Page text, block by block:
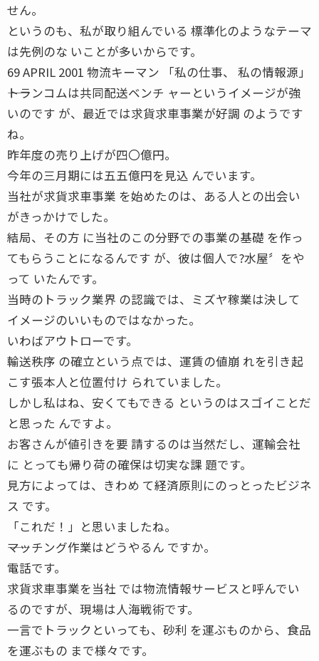
せん。
というのも、私が取り組んでいる 標準化のようなテーマ
は先例のな いことが多いからです。
69 APRIL 2001 物流キーマン 「私の仕事、 私の情報源」
――トランコムは共同配送ベンチ ャーというイメージが強
いのです が、最近では求貨求車事業が好調 のようです
ね。
昨年度の売り上げが四〇億円。
今年の三月期には五五億円を見込 んでいます。
当社が求貨求車事業 を始めたのは、ある人との出会い
がきっかけでした。
結局、その方 に当社のこの分野での事業の基礎 を作っ
てもらうことになるんです が、彼は個人で?水屋〞をや
って いたんです。
当時のトラック業界 の認識では、ミズヤ稼業は決して
イメージのいいものではなかった。
いわばアウトローです。
輸送秩序 の確立という点では、運賃の値崩 れを引き起
こす張本人と位置付け られていました。
しかし私はね、安くてもできる というのはスゴイことだ
と思った んですよ。
お客さんが値引きを要 請するのは当然だし、運輸会社
に とっても帰り荷の確保は切実な課 題です。
見方によっては、きわめ て経済原則にのっとったビジネ
ス です。
「これだ！」と思いましたね。
――マッチング作業はどうやるん ですか。
電話です。
求貨求車事業を当社 では物流情報サービスと呼んでい
るのですが、現場は人海戦術です。
一言でトラックといっても、砂利 を運ぶものから、食品
を運ぶもの まで様々です。